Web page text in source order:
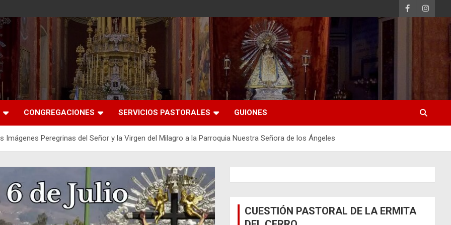
CONGREGACIONES SERVICIOS PASTORALES GUIONES
Imágenes Peregrinas del Señor y la Virgen del Milagro a la Parroquia Nuestra Señora de los Ángeles
CUESTIÓN PASTORAL DE LA ERMITA